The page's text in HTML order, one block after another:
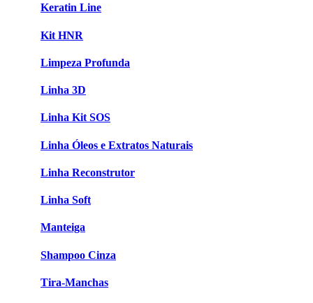
Keratin Line
Kit HNR
Limpeza Profunda
Linha 3D
Linha Kit SOS
Linha Óleos e Extratos Naturais
Linha Reconstrutor
Linha Soft
Manteiga
Shampoo Cinza
Tira-Manchas